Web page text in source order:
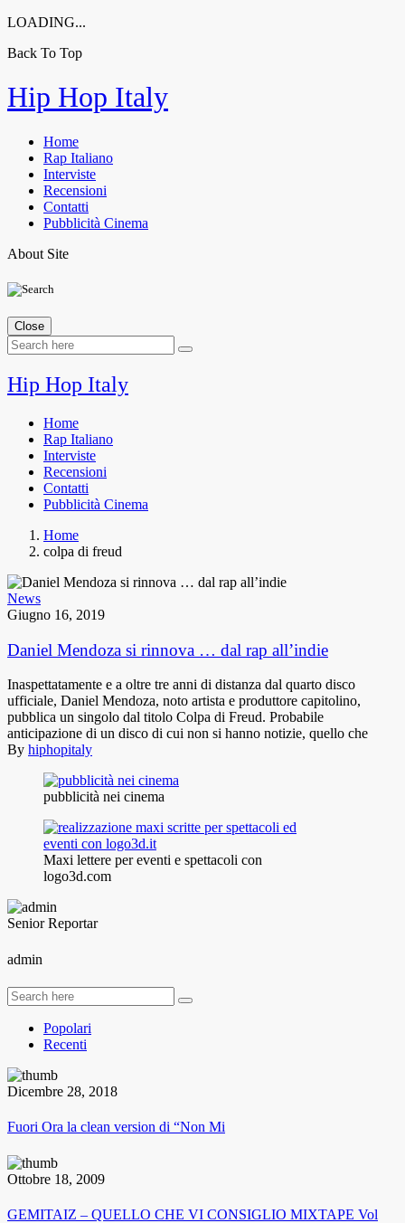
LOADING...
Back To Top
to
content
Hip Hop Italy
Home
Rap Italiano
Interviste
Recensioni
Contatti
Pubblicità Cinema
About Site
Close
Hip Hop Italy
Home
Rap Italiano
Interviste
Recensioni
Contatti
Pubblicità Cinema
Home
colpa di freud
News
Giugno 16, 2019
Daniel Mendoza si rinnova … dal rap all’indie
Inaspettatamente e a oltre tre anni di distanza dal quarto disco
ufficiale, Daniel Mendoza, noto artista e produttore capitolino,
pubblica un singolo dal titolo Colpa di Freud. Probabile
anticipazione di un disco di cui non si hanno notizie, quello che
By hiphopitaly
pubblicità nei cinema
Maxi lettere per eventi e spettacoli con
logo3d.com
Senior Reportar
admin
Popolari
Recenti
Dicembre 28, 2018
Fuori Ora la clean version di “Non Mi
Ottobre 18, 2009
GEMITAIZ – QUELLO CHE VI CONSIGLIO MIXTAPE Vol